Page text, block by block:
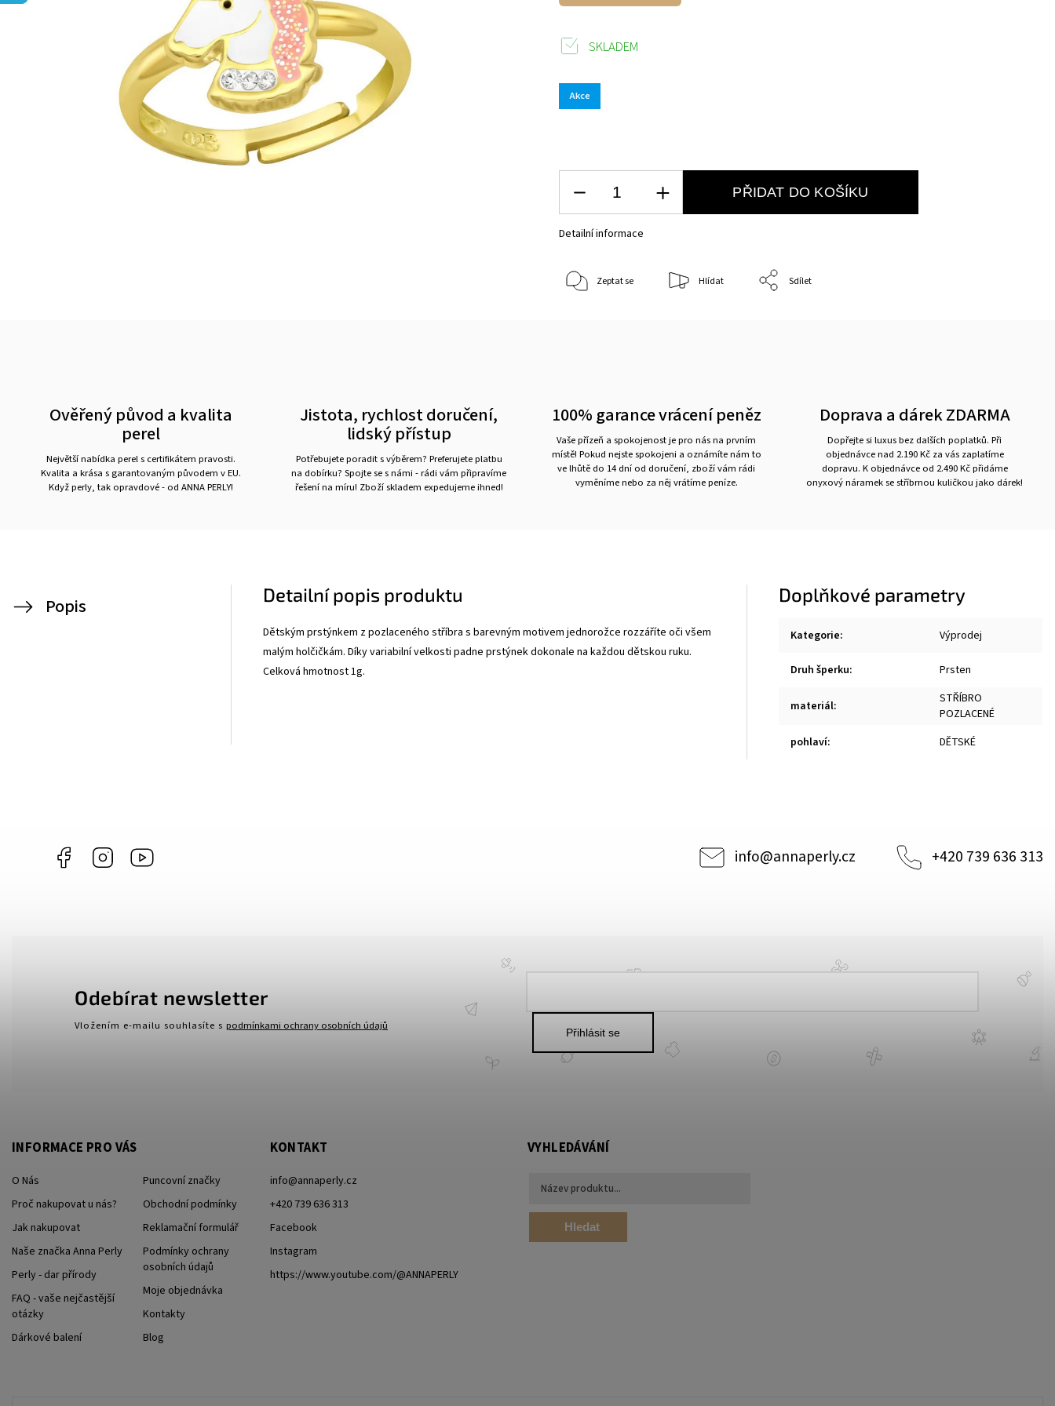
Akce
SKLADEM
PŘIDAT DO KOŠÍKU
Detailní informace
Zeptat se Hlídat Sdílet
Ověřený původ a kvalita
perel
Největší nabídka perel s certifikátem pravosti.
Kvalita a krása s garantovaným původem v EU.
Když perly, tak opravdové - od ANNA PERLY!
Jistota, rychlost doručení,
lidský přístup
Potřebujete poradit s výběrem? Preferujete platbu
na dobírku? Spojte se s námi - rádi vám připravíme
řešení na míru! Zboží skladem expedujeme ihned!
100% garance vrácení peněz
Vaše přízeň a spokojenost je pro nás na prvním
místě! Pokud nejste spokojeni a oznámíte nám to
ve lhůtě do 14 dní od doručení, zboží vám rádi
vyměníme nebo za něj vrátíme peníze.
Doprava a dárek ZDARMA
Dopřejte si luxus bez dalších poplatků. Při
objednávce nad 2.190 Kč za vás zaplatíme
dopravu. K objednávce od 2.490 Kč přidáme
onyxový náramek se stříbrnou kuličkou jako dárek!
Popis Detailní popis produktu
Dětským prstýnkem z pozlaceného stříbra s barevným motivem jednorožce rozzáříte oči všem
malým holčičkám. Díky variabilní velkosti padne prstýnek dokonale na každou dětskou ruku.
Celková hmotnost 1g.
Doplňkové parametry
Kategorie: Výprodej
Druh šperku: Prsten
materiál:
STŘÍBRO
POZLACENÉ
pohlaví: DĚTSKÉ
Facebook Instagram info@annaperly.cz +420 739 636 313
INFORMACE PRO VÁS
O Nás
Proč nakupovat u nás?
Jak nakupovat
Naše značka Anna Perly
Perly - dar přírody
FAQ - vaše nejčastější
otázky
Dárkové balení
Puncovní značky
Obchodní podmínky
Reklamační formulář
Podmínky ochrany
osobních údajů
Moje objednávka
Kontakty
Blog
KONTAKT
info@annaperly.cz
+420 739 636 313
Facebook
Instagram
https://www.youtube.com/@ANNAPERLY
Odebírat newsletter
Vložením e-mailu souhlasíte s podmínkami ochrany osobních údajů
Přihlásit se
VYHLEDÁVÁNÍ
Hledat